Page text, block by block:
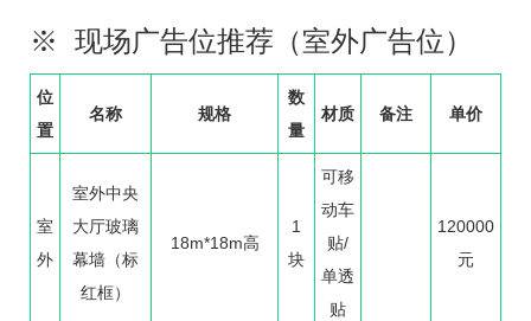
※ 现场广告位推荐（室外广告位）
位
置
名称 规格
数
量
材质 备注 单价
室
外
室外中央
大厅玻璃
幕墙（标
红框）
18m*18m高
1
块
可移
动车
贴/
单透
贴
120000
元